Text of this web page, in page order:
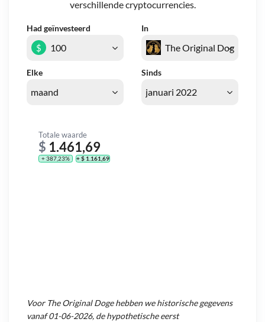
verschillende cryptocurrencies.
Had geïnvesteerd In
Elke Sinds
$
Totale waarde
$ 1.461,69
+ 387,23% + $ 1.161,69
Voor The Original Dogehebben we historische gegevens
vanaf01-06-2026, de hypothetische eerst